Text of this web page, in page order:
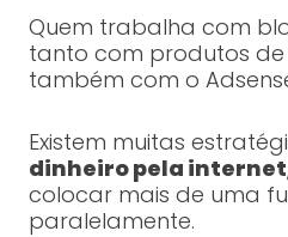
Quem trabalha com
tanto com produtos
também com o
Existem muitas
dinheiro pela internet
colocar mais de uma
paralelamente.